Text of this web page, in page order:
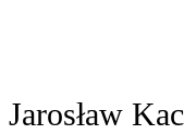
Jarosław